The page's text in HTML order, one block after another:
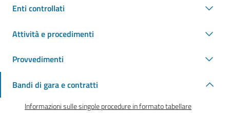
Enti controllati
Attività e procedimenti
Provvedimenti
Bandi di gara e contratti
Informazioni sulle singole procedure in formato tabellare